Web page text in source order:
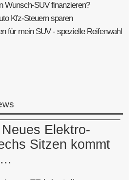
Wunsch-SUV finanzieren?
Kfz-Steuern sparen
für mein SUV - spezielle Reifenwahl
Elektro-
Sitzen kommt